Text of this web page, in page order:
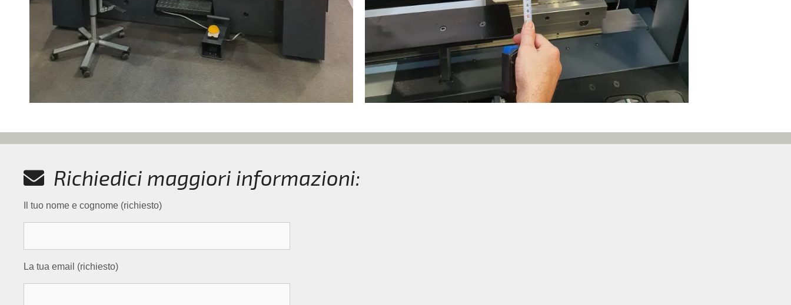
Richiedici maggiori informazioni:
Il tuo nome e cognome (richiesto)
La tua email (richiesto)